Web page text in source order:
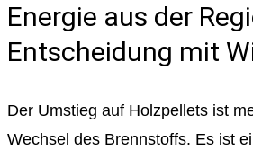
Energie aus der
Entscheidung mit
Der Umstieg auf Holzpellets ist
Wechsel des Brennstoffs. Es ist